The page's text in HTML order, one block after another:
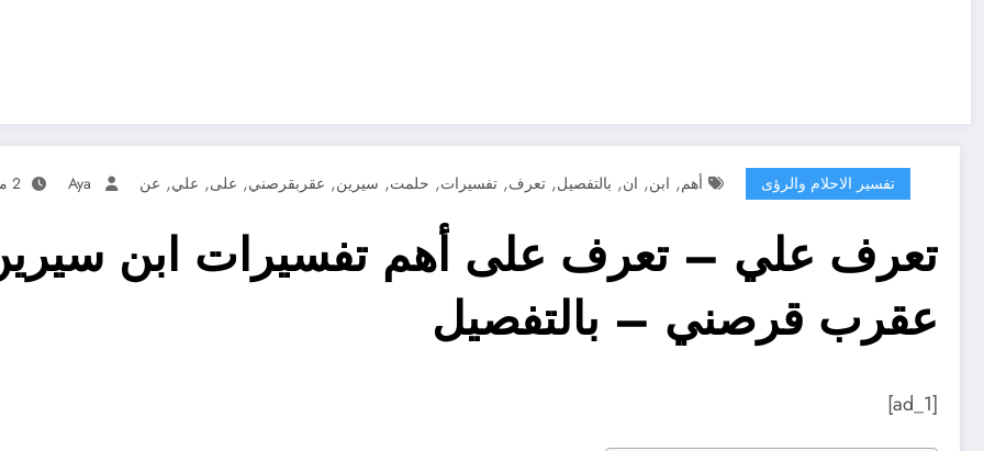
تفسير الاحلام والرؤى أهم, ابن, ان, بالتفصيل, تعرف, تفسيرات, حلمت, سيرين, عقربقرصني, على, علي, عن Aya 2 مارس، 2025
تعرف علي – تعرف على أهم تفسيرات ابن
عقرب قرصني – بالتفصيل
[ad_1]